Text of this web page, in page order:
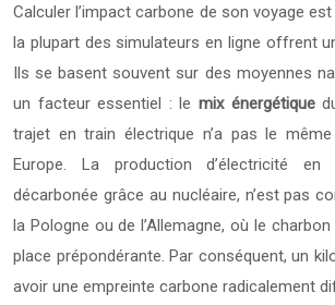
Calculer l’impact carbone de son voyage
la plupart des simulateurs en ligne offrent
Ils se basent souvent sur des moyennes
un facteur essentiel : le mix énergétique
trajet en train électrique n’a pas le
Europe. La production d’électricité en
décarbonée grâce au nucléaire, n’est pas
la Pologne ou de l’Allemagne, où le
place prépondérante. Par conséquent, un
avoir une empreinte carbone radicalement